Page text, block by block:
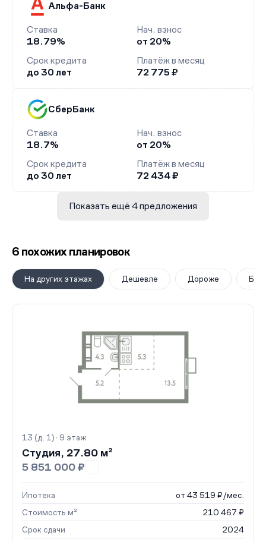
Альфа-Банк
Ставка
18.79%
Нач. взнос
от 20%
Срок кредита
до 30 лет
Платёж в месяц
72 775 ₽
СберБанк
Ставка
18.7%
Нач. взнос
от 20%
Срок кредита
до 30 лет
Платёж в месяц
72 434 ₽
Показать ещё 4 предложения
6 похожих планировок
На других этажах Дешевле Дороже
13 (д. 1) · 9 этаж
Студия, 27.80 м²
5 851 000 ₽
Ипотека
от 43 519 ₽/мес.
Стоимость м²
210 467 ₽
Срок сдачи
2024